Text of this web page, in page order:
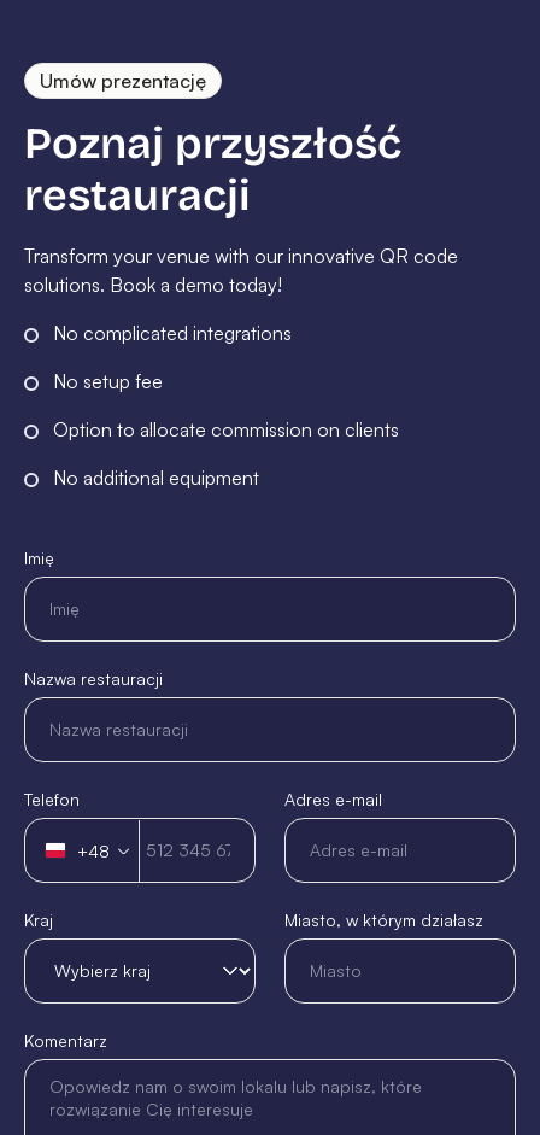
Umów prezentację
Poznaj przyszłość
restauracji
Transform your venue with our innovative QR code
solutions. Book a demo today!
No complicated integrations
No setup fee
Option to allocate commission on clients
No additional equipment
Imię
Nazwa restauracji
Telefon
Polska
+48
+48
Adres e-mail
Kraj Miasto, w którym działasz
Komentarz